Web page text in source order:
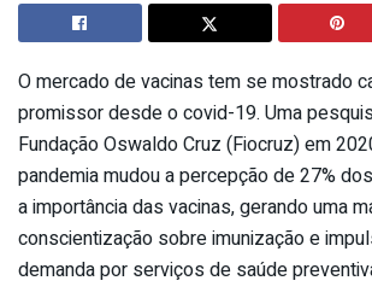
O mercado de vacinas tem se mostrado
promissor desde o covid-19. Uma
Fundação Oswaldo Cruz (Fiocruz) em
pandemia mudou a percepção de 27%
a importância das vacinas, gerando uma
conscientização sobre imunização e
demanda por serviços de saúde